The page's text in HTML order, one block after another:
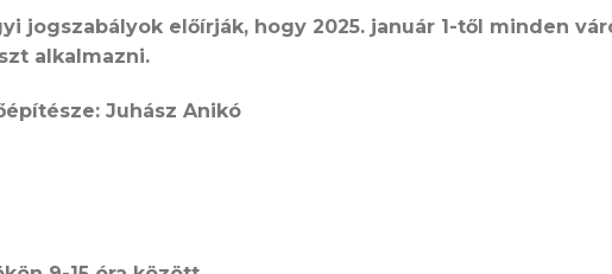
jogszabályok előírják, hogy 2025. január 1-től minden
alkalmazni.
Juhász Anikó